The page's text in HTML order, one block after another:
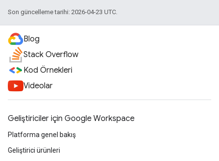
Son güncelleme tarihi: 2026-04-23 UTC.
Blog
Stack Overflow
Kod Örnekleri
Videolar
Geliştiriciler için Google Workspace
Platforma genel bakış
Geliştirici ürünleri